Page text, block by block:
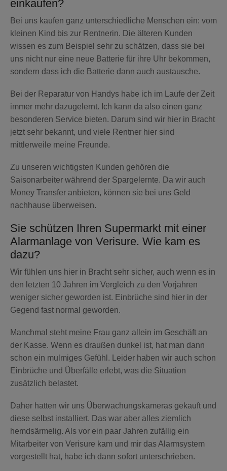
einkaufen?
Bei uns kaufen ganz unterschiedliche Menschen ein: vom
kleinen Kind bis zur Rentnerin. Die älteren Kunden
wissen es zum Beispiel sehr zu schätzen, dass sie bei
uns nicht nur eine neue Batterie für ihre Uhr bekommen,
sondern dass ich die Batterie dann auch austausche.
Bei der Reparatur von Handys habe ich im Laufe der Zeit
immer mehr dazugelernt. Ich kann da also einen ganz
besonderen Service bieten. Darum sind wir hier in Bracht
jetzt sehr bekannt, und viele Rentner hier sind
mittlerweile meine Freunde.
Zu unseren wichtigsten Kunden gehören die
Saisonarbeiter während der Spargelernte. Da wir auch
Money Transfer anbieten, können sie bei uns Geld
nachhause überweisen.
Sie schützen Ihren Supermarkt mit einer
Alarmanlage von Verisure. Wie kam es
dazu?
Wir fühlen uns hier in Bracht sehr sicher, auch wenn es in
den letzten 10 Jahren im Vergleich zu den Vorjahren
weniger sicher geworden ist. Einbrüche sind hier in der
Gegend fast normal geworden.
Manchmal steht meine Frau ganz allein im Geschäft an
der Kasse. Wenn es draußen dunkel ist, hat man dann
schon ein mulmiges Gefühl. Leider haben wir auch schon
Einbrüche und Überfälle erlebt, was die Situation
zusätzlich belastet.
Daher hatten wir uns Überwachungskameras gekauft und
diese selbst installiert. Das war aber alles ziemlich
hemdsärmelig. Als vor ein paar Jahren zufällig ein
Mitarbeiter von Verisure kam und mir das Alarmsystem
vorgestellt hat, habe ich dann sofort unterschrieben.